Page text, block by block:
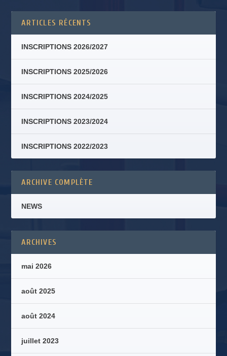
ARTICLES RÉCENTS
INSCRIPTIONS 2026/2027
INSCRIPTIONS 2025/2026
INSCRIPTIONS 2024/2025
INSCRIPTIONS 2023/2024
INSCRIPTIONS 2022/2023
ARCHIVE COMPLÈTE
NEWS
ARCHIVES
mai 2026
août 2025
août 2024
juillet 2023